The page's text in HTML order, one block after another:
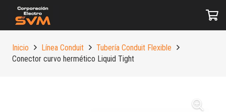
Inicio Línea Conduit
Tubería Conduit Flexible
Conector curvo hermético Liquid Tight